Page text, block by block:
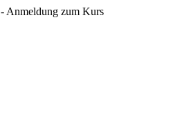
Anmeldung zum Kurs